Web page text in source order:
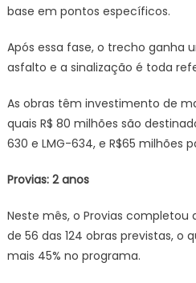
base em pontos específicos.
Após essa fase, o trecho ganha
asfalto e a sinalização é toda
As obras têm investimento de
quais R$ 80 milhões são
630 e LMG-634, e R$65 milhões
Provias: 2 anos
Neste mês, o Provias completou
de 56 das 124 obras previstas, o
mais 45% no programa.